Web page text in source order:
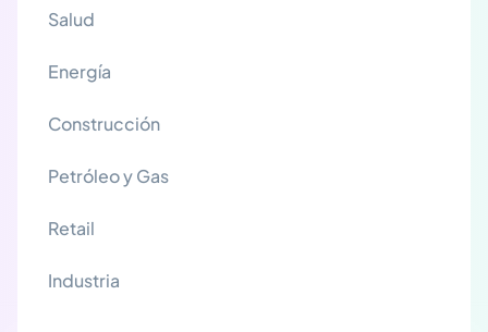
Salud
Energía
Construcción
Petróleo y Gas
Retail
Industria